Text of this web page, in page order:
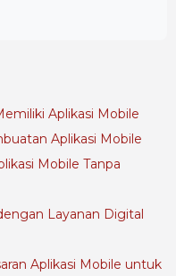
Aplikasi Mobile
Aplikasi Mobile
Mobile Tanpa
Layanan Digital
Aplikasi Mobile untuk